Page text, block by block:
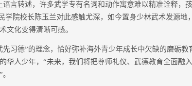
转述，许多武学专有名词和动作寓意难以精准诠释，孩
学院校长陈玉兰对此感触尤深，如今置身少林武术发源地
文化变得清晰可感。
德”的理念，恰好弥补海外青少年成长中欠缺的磨砺教
华人少年，“未来，我们将把尊师礼仪、武德教育全面融入